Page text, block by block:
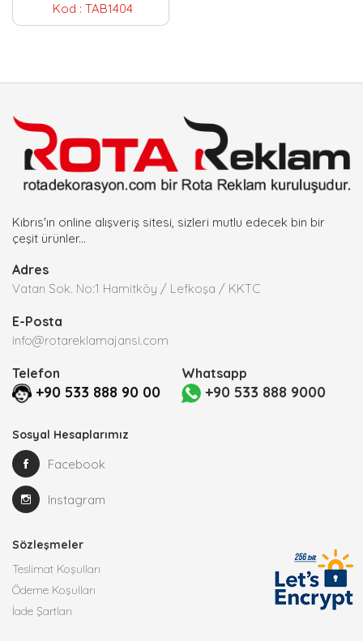
Kod : TAB1404
Kıbrıs'ın online alışveriş sitesi, sizleri mutlu edecek bin bir
çeşit ürünler...
Adres
Vatan Sok. No:1 Hamitköy / Lefkoşa / KKTC
E-Posta
info@rotareklamajansi.com
Telefon
+90 533 888 90 00
Whatsapp
+90 533 888 9000
Sosyal Hesaplarımız
Facebook
Instagram
Sözleşmeler
Teslimat Koşulları
Ödeme Koşulları
İade Şartları